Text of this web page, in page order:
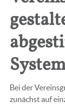
Bei der
zunächst auf